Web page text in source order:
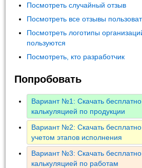
Посмотреть случайный отзыв
Посмотреть все отзывы
Посмотреть логотипы
пользуются
Посмотреть, кто разработчик
Попробовать
Вариант №1: Скачать
калькуляцией по продукции
Вариант №2: Скачать
учетом этапов исполнения
Вариант №3: Скачать
калькуляцией по работам